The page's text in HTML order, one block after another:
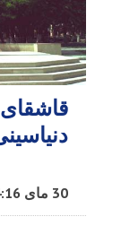
قاشقای
30 مای 14:16